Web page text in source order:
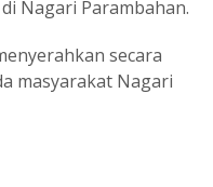
Nagari Parambahan.
secara
masyarakat Nagari